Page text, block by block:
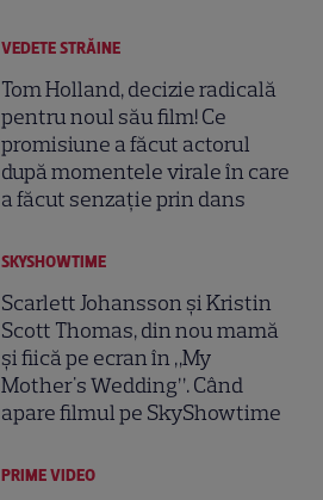
VEDETE STRĂINE
Tom Holland, decizie radicală
pentru noul său film! Ce
promisiune a făcut actorul
după momentele virale în care
a făcut senzație prin dans
SKYSHOWTIME
Scarlett Johansson și Kristin
Scott Thomas, din nou mamă
și fiică pe ecran în „My
Mother's Wedding”. Când
apare filmul pe SkyShowtime
PRIME VIDEO